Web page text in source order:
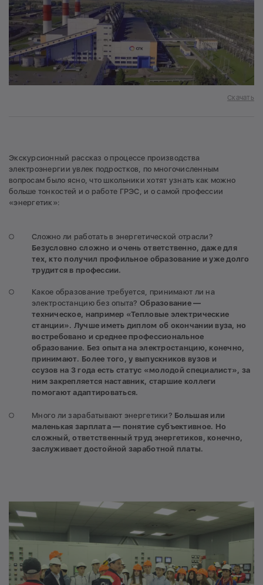
Скачать
Экскурсионный рассказ о процессе производства
электроэнергии увлек подростков, по многочисленным
вопросам было ясно, что школьники хотят узнать как можно
больше тонкостей и о работе ГРЭС, и о самой профессии
«энергетик»:
Сложно ли работать в энергетической отрасли?
Безусловно сложно и очень ответственно, даже для
тех, кто получил профильное образование и уже долго
трудится в профессии.
Какое образование требуется, принимают ли на
электростанцию без опыта?Образование —
техническое, например «Тепловые электрические
станции». Лучше иметь диплом об окончании вуза, но
востребовано и среднее профессиональное
образование. Без опыта на электростанцию, конечно,
принимают. Более того, у выпускников вузов и
ссузов на 3 года есть статус «молодой специалист», за
ним закрепляется наставник, старшие коллеги
помогают адаптироваться.
Много ли зарабатывают энергетики? Большая или
маленькая зарплата — понятие субъективное. Но
сложный, ответственный труд энергетиков, конечно,
заслуживает достойной заработной платы.